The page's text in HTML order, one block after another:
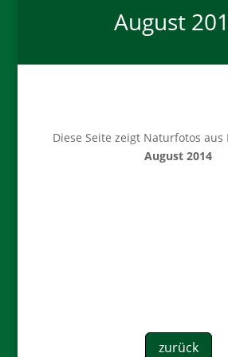
August
Diese Seite zeigt Naturfotos
August 2014
zurück